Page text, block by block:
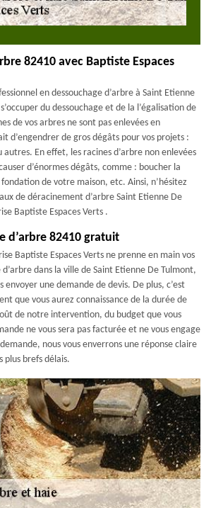
82410 avec Baptiste Espaces
en dessouchage d’arbre à Saint Etienne
du dessouchage et de la l’égalisation de
de vos arbres ne sont pas enlevées en
d’engendrer de gros dégâts pour vos projets :
En effet, les racines d’arbre non enlevées
d’énormes dégâts, comme : boucher la
de votre maison, etc. Ainsi, n’hésitez
de déracinement d’arbre Saint Etienne De
Baptiste Espaces Verts .
d’arbre 82410 gratuit
Baptiste Espaces Verts ne prenne en main vos
dans la ville de Saint Etienne De Tulmont,
envoyer une demande de devis. De plus, c’est
que vous aurez connaissance de la durée de
de notre intervention, du budget que vous
ne vous sera pas facturée et ne vous engage
nous vous enverrons une réponse claire
plus brefs délais.